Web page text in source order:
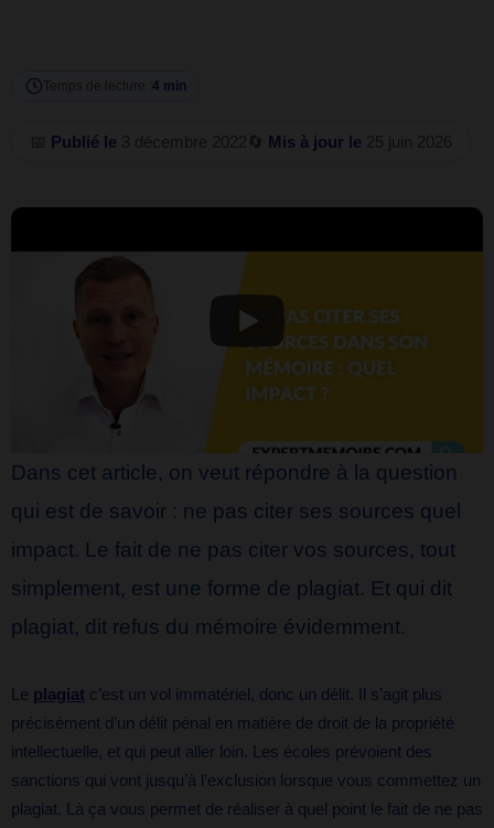
Temps de lecture : 4 min
Publié le 3 décembre 2022 🔄 Mis à jour le 25 juin 2026
Dans cet article, on veut répondre à la question
qui est de savoir : ne pas citer ses sources quel
impact. Le fait de ne pas citer vos sources, tout
simplement, est une forme de plagiat. Et qui dit
plagiat, dit refus du mémoire évidemment.
Le plagiat c’est un vol immatériel, donc un délit. Il s’agit plus
précisément d’un délit pénal en matière de droit de la propriété
intellectuelle, et qui peut aller loin. Les écoles prévoient des
sanctions qui vont jusqu’à l’exclusion lorsque vous commettez un
plagiat. Là ça vous permet de réaliser à quel point le fait de ne pas